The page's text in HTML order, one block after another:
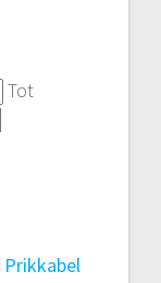
Tot
Prikkabel